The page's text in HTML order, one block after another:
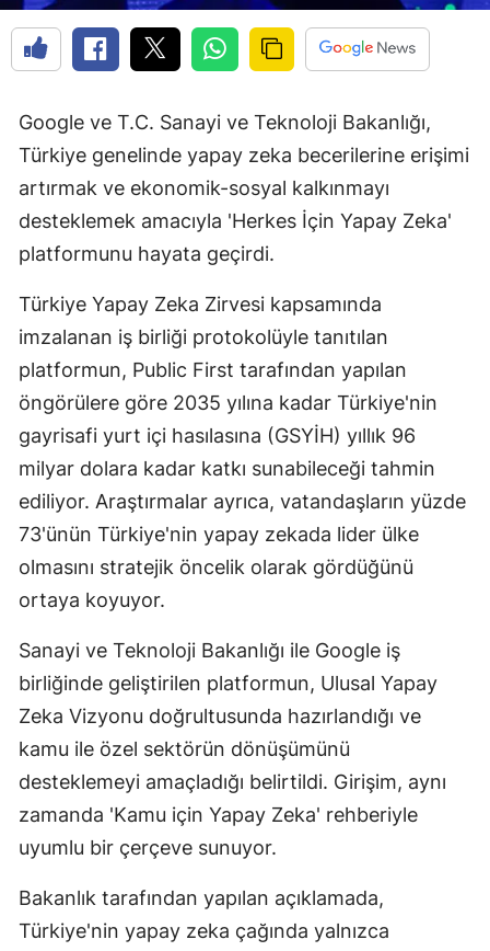
Google ve T.C. Sanayi ve Teknoloji Bakanlığı,
Türkiye genelinde yapay zeka becerilerine erişimi
artırmak ve ekonomik-sosyal kalkınmayı
desteklemek amacıyla 'Herkes İçin Yapay Zeka'
platformunu hayata geçirdi.
Türkiye Yapay Zeka Zirvesi kapsamında
imzalanan iş birliği protokolüyle tanıtılan
platformun, Public First tarafından yapılan
öngörülere göre 2035 yılına kadar Türkiye'nin
gayrisafi yurt içi hasılasına (GSYİH) yıllık 96
milyar dolara kadar katkı sunabileceği tahmin
ediliyor. Araştırmalar ayrıca, vatandaşların yüzde
73'ünün Türkiye'nin yapay zekada lider ülke
olmasını stratejik öncelik olarak gördüğünü
ortaya koyuyor.
Sanayi ve Teknoloji Bakanlığı ile Google iş
birliğinde geliştirilen platformun, Ulusal Yapay
Zeka Vizyonu doğrultusunda hazırlandığı ve
kamu ile özel sektörün dönüşümünü
desteklemeyi amaçladığı belirtildi. Girişim, aynı
zamanda 'Kamu için Yapay Zeka' rehberiyle
uyumlu bir çerçeve sunuyor.
Bakanlık tarafından yapılan açıklamada,
Türkiye'nin yapay zeka çağında yalnızca